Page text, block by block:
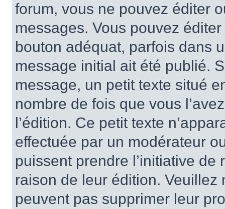
forum, vous ne pouvez éditer
messages. Vous pouvez
bouton adéquat, parfois dans
message initial ait été publié.
message, un petit texte situé
nombre de fois que vous
l’édition. Ce petit texte
effectuée par un modérateur
puissent prendre l’initiative
raison de leur édition.
peuvent pas supprimer leur